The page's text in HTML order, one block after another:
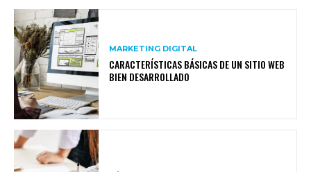
MARKETING DIGITAL
CARACTERÍSTICAS BÁSICAS DE UN SITIO WEB
BIEN DESARROLLADO